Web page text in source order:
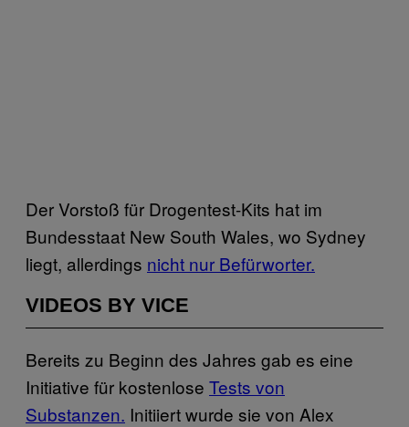
Der Vorstoß für Drogentest-Kits hat im
Bundesstaat New South Wales, wo Sydney
liegt, allerdings nicht nur Befürworter.
VIDEOS BY VICE
Bereits zu Beginn des Jahres gab es eine
Initiative für kostenlose Tests von
Substanzen. Initiiert wurde sie von Alex